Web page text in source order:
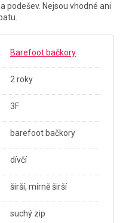
podešev. Nejsou vhodné ani
Barefoot bačkory
2 roky
3F
barefoot bačkory
dívčí
širší, mírně širší
suchý zip